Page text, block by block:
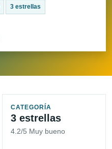
3 estrellas
CATEGORÍA
3 estrellas
4.2/5 Muy bueno